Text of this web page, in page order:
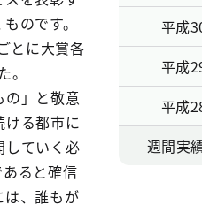
のです。
とに大賞各
の」と敬意
ける都市に
していく必
ると確信
は、誰もが
平成
平成
平成
週間実